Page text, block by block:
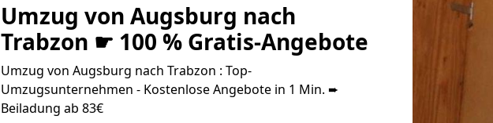
Umzug von Augsburg nach
Trabzon ☛ 100 % Gratis-Angebote
Umzug von Augsburg nach Trabzon : Top-
Umzugsunternehmen - Kostenlose Angebote in 1 Min. ➨
Beiladung ab 83€